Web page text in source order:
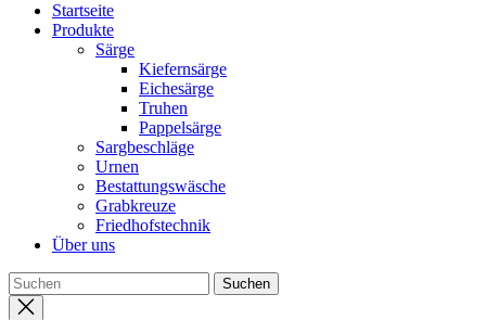
Startseite
Produkte
Särge
Kiefernsärge
Eichesärge
Truhen
Pappelsärge
Sargbeschläge
Urnen
Bestattungswäsche
Grabkreuze
Friedhofstechnik
Über uns
Close